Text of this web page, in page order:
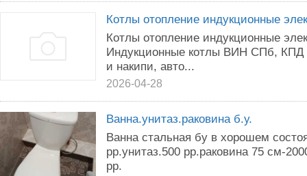
Котлы отопление индукционные
Котлы отопление индукционные
Индукционные котлы ВИН СПб, КПД
и накипи, авто...
2026-04-28
Ванна.унитаз.раковина б.у.
Ванна стальная бу в хорошем
рр.унитаз.500 рр.раковина 75 см-
рр.